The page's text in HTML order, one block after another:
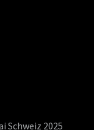
Schweiz 2025